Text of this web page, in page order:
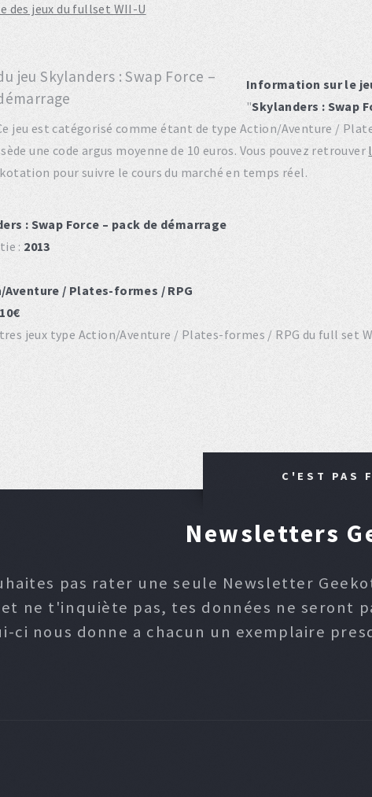
des jeux du fullset WII-U
Information sur le
"Skylanders : Swap
jeu est catégorisé comme étant de type Action/Aventure /
une code argus moyenne de 10 euros. Vous pouvez retrouver
pour suivre le cours du marché en temps réel.
: Swap Force – pack de démarrage
: 2013
Aventure / Plates-formes / RPG
10€
jeux type Action/Aventure / Plates-formes / RPG du full set
C'EST PAS
Newsletters
pas rater une seule Newsletter
ne t'inquiète pas, tes données ne seront
ci nous donne a chacun un exemplaire